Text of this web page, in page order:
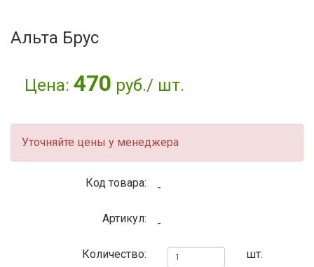
Альта Брус
Цена: 470 руб./ шт.
Уточняйте цены у менеджера
Код товара: -
Артикул: -
Количество: шт.